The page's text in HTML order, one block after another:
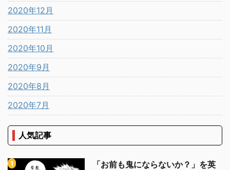
2020年12月
2020年11月
2020年10月
2020年9月
2020年8月
2020年7月
人気記事
「お前も鬼にならないか？」を英